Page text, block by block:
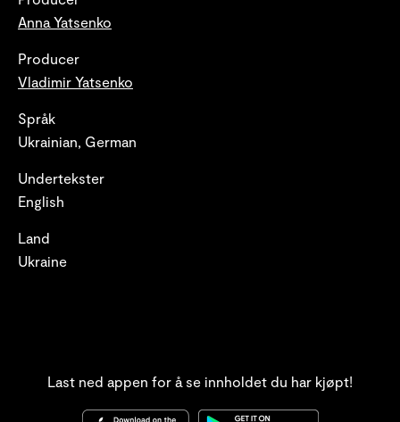
Anna Yatsenko
Producer
Vladimir Yatsenko
Språk
Ukrainian, German
Undertekster
English
Land
Ukraine
Last ned appen for å se innholdet du har kjøpt!